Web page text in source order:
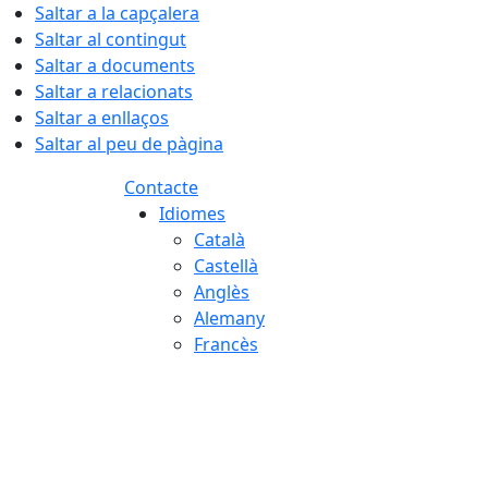
Saltar a la capçalera
Saltar al contingut
Saltar a documents
Saltar a relacionats
Saltar a enllaços
Saltar al peu de pàgina
Contacte
Idiomes
Català
Castellà
Anglès
Alemany
Francès